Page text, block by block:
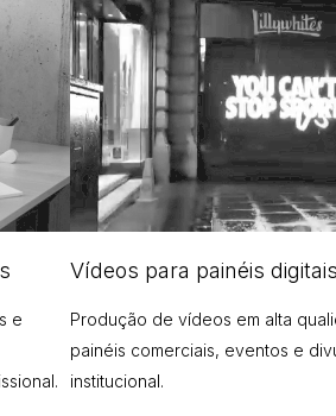
e
Vídeos para painéis
Produção de vídeos em alta
painéis comerciais, eventos e
institucional.